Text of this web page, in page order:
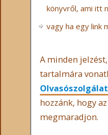
könyvről, ami itt
vagy ha egy link
A minden
tartalmára
hozzánk, hogy
megmaradjon.